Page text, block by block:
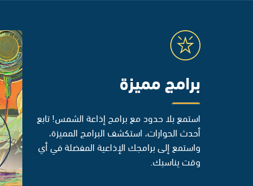
برامج مميزة
استمع بلا حدود مع برامج إذاعة الشمس! تابع
أحدث الحوارات، استكشف البرامج المميزة،
واستمع إلى برامجك الإذاعية المفضلة في أي
وقت يناسبك.